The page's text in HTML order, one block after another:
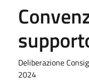
Deliberazione
2024